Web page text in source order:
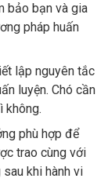
bảo bạn và gia
pháp huấn
lập nguyên tắc
luyện. Chó cần
không.
phù hợp để
trao cùng với
sau khi hành vi